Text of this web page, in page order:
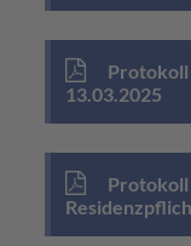
Protokoll
13.03.2025
Protokoll